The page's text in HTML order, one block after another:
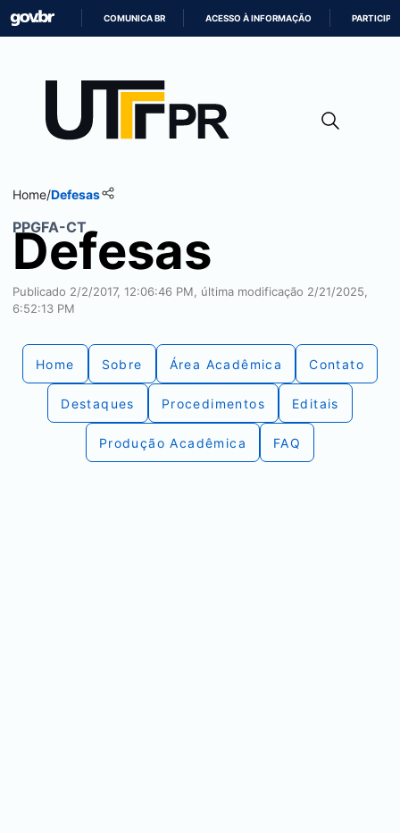
CONTEÚDO
COMUNICA BR ACESSO À INFORMAÇÃO PARTICIPE
Home/Defesas
PPGFA-CT
Defesas
Publicado 2/2/2017, 12:06:46 PM, última modificação 2/21/2025,
6:52:13 PM
Home Sobre Área Acadêmica Contato
Destaques Procedimentos Editais
Produção Acadêmica FAQ